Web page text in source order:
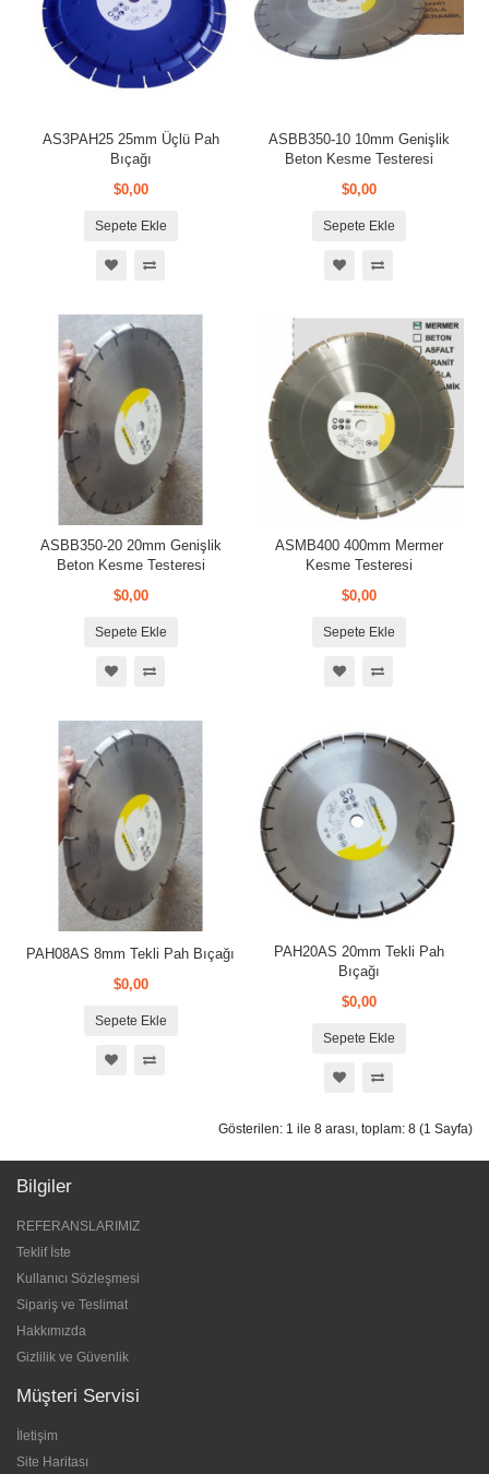
AS3PAH25 25mm Üçlü Pah
Bıçağı
$0,00
Sepete Ekle
ASBB350-10 10mm Genişlik
Beton Kesme Testeresi
$0,00
Sepete Ekle
ASBB350-20 20mm Genişlik
Beton Kesme Testeresi
$0,00
Sepete Ekle
ASMB400 400mm Mermer
Kesme Testeresi
$0,00
Sepete Ekle
PAH08AS 8mm Tekli Pah Bıçağı
$0,00
Sepete Ekle
PAH20AS 20mm Tekli Pah
Bıçağı
$0,00
Sepete Ekle
Gösterilen: 1 ile 8 arası, toplam: 8 (1 Sayfa)
Bilgiler
REFERANSLARIMIZ
Teklif İste
Kullanıcı Sözleşmesi
Sipariş ve Teslimat
Hakkımızda
Gizlilik ve Güvenlik
Müşteri Servisi
İletişim
Site Haritası